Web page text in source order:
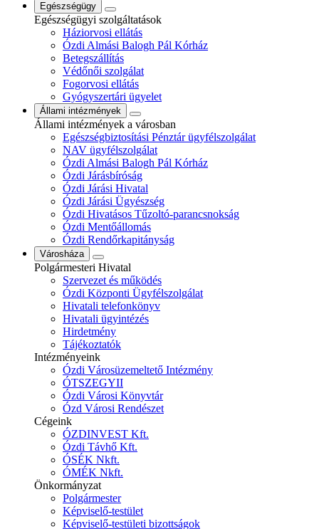
Egészségügy
Egészségügyi szolgáltatások
Háziorvosi ellátás
Ózdi Almási Balogh Pál Kórház
Betegszállítás
Védőnői szolgálat
Fogorvosi ellátás
Gyógyszertári ügyelet
Állami intézmények
Állami intézmények a városban
Egészségbiztosítási Pénztár ügyfélszolgálat
NAV ügyfélszolgálat
Ózdi Almási Balogh Pál Kórház
Ózdi Járásbíróság
Ózdi Járási Hivatal
Ózdi Járási Ügyészség
Ózdi Hivatásos Tűzoltó-parancsnokság
Ózdi Mentőállomás
Ózdi Rendőrkapitányság
Városháza
Polgármesteri Hivatal
Szervezet és működés
Ózdi Központi Ügyfélszolgálat
Hivatali telefonkönyv
Hivatali ügyintézés
Hirdetmény
Tájékoztatók
Intézményeink
Ózdi Városüzemeltető Intézmény
ÓTSZEGYII
Ózdi Városi Könyvtár
Ózd Városi Rendészet
Cégeink
ÓZDINVEST Kft.
Ózdi Távhő Kft.
ÓSÉK Nkft.
ÓMÉK Nkft.
Önkormányzat
Polgármester
Képviselő-testület
Képviselő-testületi bizottságok